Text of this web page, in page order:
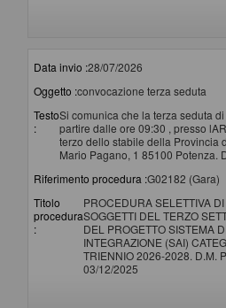
Data invio :28/07/2026
Oggetto :convocazione terza seduta
Testo
:
Si comunica che la terza seduta
partire dalle ore 09:30 , presso
terzo dello stabile della Provincia
Mario Pagano, 1 85100 Potenza.
Riferimento procedura :G02182 (Gara)
Titolo
procedura
:
PROCEDURA SELETTIVA
SOGGETTI DEL TERZO
DEL PROGETTO SISTEMA
INTEGRAZIONE (SAI)
TRIENNIO 2026-2028. D.M.
03/12/2025